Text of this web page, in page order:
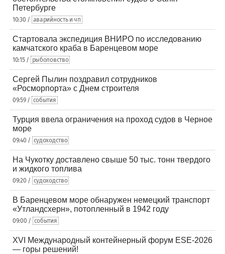
Петербурге
10:30 / аварийность и чп
Стартовала экспедиция ВНИРО по исследованию
камчатского краба в Баренцевом море
10:15 / рыболовство
Сергей Пылин поздравил сотрудников
«Росморпорта» с Днем строителя
09:59 / события
Турция ввела ограничения на проход судов в Черное
море
09:40 / судоходство
На Чукотку доставлено свыше 50 тыс. тонн твердого
и жидкого топлива
09:20 / судоходство
В Баренцевом море обнаружен немецкий транспорт
«Утландсхерн», потопленный в 1942 году
09:00 / события
XVI Международный контейнерный форум ESE-2026
— горы решений!